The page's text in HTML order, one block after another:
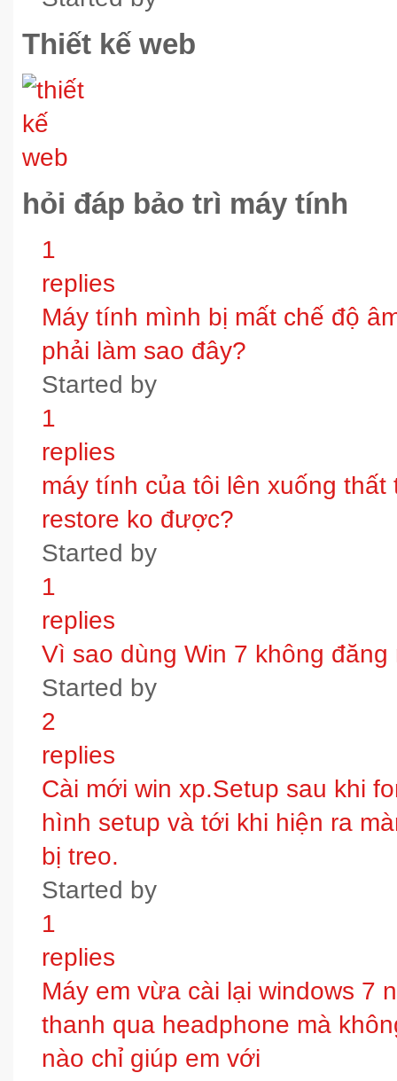
Thiết kế web
hỏi đáp bảo trì máy tính
1
replies
Máy tính mình bị mất chế độ
phải làm sao đây?
Started by
1
replies
máy tính của tôi lên xuống
restore ko được?
Started by
1
replies
Vì sao dùng Win 7 không
Started by
2
replies
Cài mới win xp.Setup sau khi
hình setup và tới khi hiện ra
bị treo.
Started by
1
replies
Máy em vừa cài lại windows 7
thanh qua headphone mà
nào chỉ giúp em với